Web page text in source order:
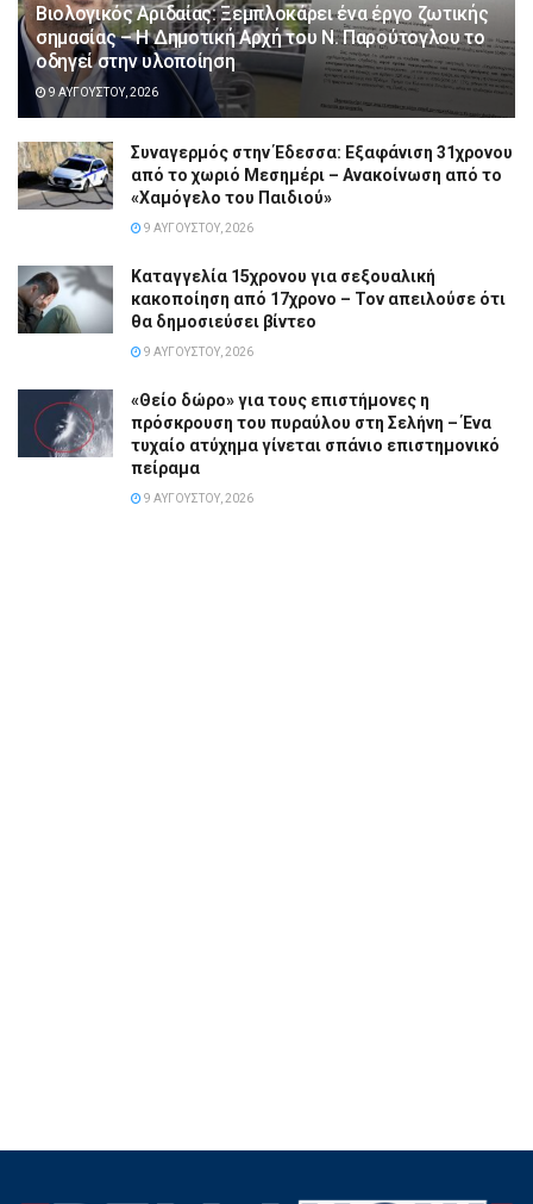
Βιολογικός Αριδαίας: Ξεμπλοκάρει ένα έργο ζωτικής
σημασίας – Η Δημοτική Αρχή του Ν. Παρούτογλου το
οδηγεί στην υλοποίηση
9 ΑΥΓΟΎΣΤΟΥ, 2026
Συναγερμός στην Έδεσσα: Εξαφάνιση 31χρονου
από το χωριό Μεσημέρι – Ανακοίνωση από το
«Χαμόγελο του Παιδιού»
9 ΑΥΓΟΎΣΤΟΥ, 2026
Καταγγελία 15χρονου για σεξουαλική
κακοποίηση από 17χρονο – Τον απειλούσε ότι
θα δημοσιεύσει βίντεο
9 ΑΥΓΟΎΣΤΟΥ, 2026
«Θείο δώρο» για τους επιστήμονες η
πρόσκρουση του πυραύλου στη Σελήνη – Ένα
τυχαίο ατύχημα γίνεται σπάνιο επιστημονικό
πείραμα
9 ΑΥΓΟΎΣΤΟΥ, 2026